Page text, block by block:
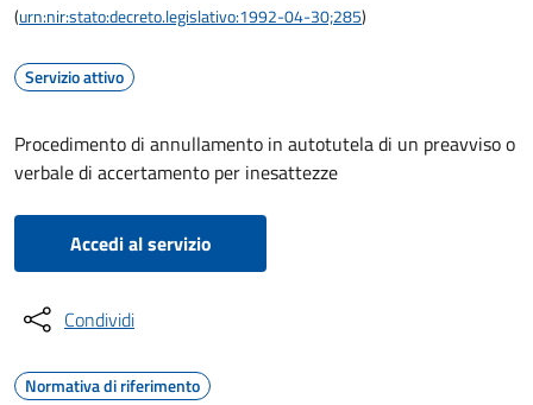
(urn:nir:stato:decreto.legislativo:1992-04-30;285)
Servizio attivo
Procedimento di annullamento in autotutela di un preavviso o
verbale di accertamento per inesattezze
Accedi al servizio
Condividi
Normativa di riferimento